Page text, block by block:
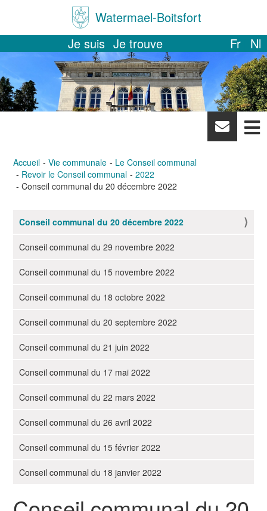
Watermael-Boitsfort
Je suis Je trouve Fr Nl
News
Accueil Vie communale
Le Conseil communal
Revoir le Conseil communal
2022
Conseil communal du 20 décembre 2022
N
v
i
a
i
o
Conseil communal du 20 décembre 2022
Conseil communal du 29 novembre 2022
Conseil communal du 15 novembre 2022
Conseil communal du 18 octobre 2022
Conseil communal du 20 septembre 2022
Conseil communal du 21 juin 2022
Conseil communal du 17 mai 2022
Conseil communal du 22 mars 2022
Conseil communal du 26 avril 2022
Conseil communal du 15 février 2022
Conseil communal du 18 janvier 2022